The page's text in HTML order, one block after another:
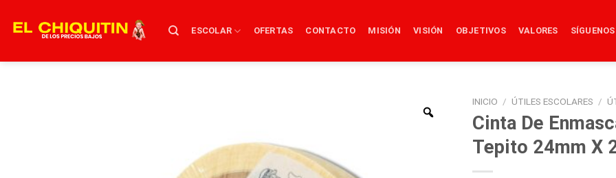
ESCOLAR OFERTAS CONTACTO MISIÓN VISIÓN OBJETIVOS VALORES SÍGUENOS
INICIO / ÚTILES ESCOLARES /
Cinta De
Tepito 24mm X